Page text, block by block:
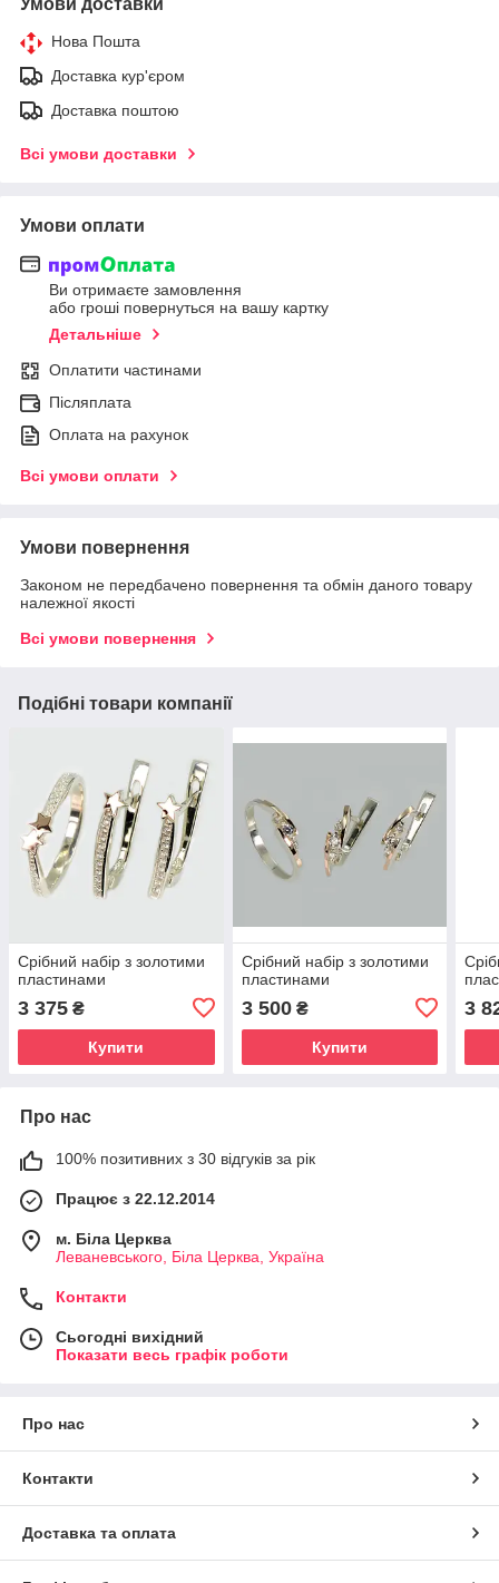
Нова Пошта
Доставка кур'єром
Доставка поштою
Всі умови доставки
Умови оплати
Ви отримаєте замовлення
або гроші повернуться на вашу картку
Детальніше
Оплатити частинами
Післяплата
Оплата на рахунок
Всі умови оплати
Умови повернення
Законом не передбачено повернення та обмін даного товару
належної якості
Всі умови повернення
Подібні товари компанії
Срібний набір з золотими
пластинами
3 375 ₴
Купити
Срібний набір з золотими
пластинами
3 500₴
Купити
3
Про нас
100% позитивних з 30 відгуків за рік
Працює з 22.12.2014
м. Біла Церква
Леваневського, Біла Церква, Україна
Контакти
Сьогодні вихідний
Показати весь графік роботи
Про нас
Контакти
Доставка та оплата